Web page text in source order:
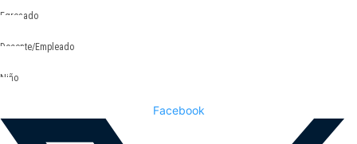
Egresado
Docente/Empleado
Niño
Facebook